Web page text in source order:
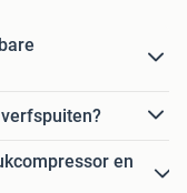
en